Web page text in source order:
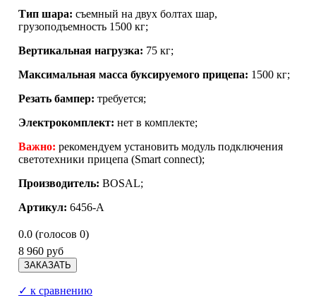
Тип шара: съемный на двух болтах шар,
грузоподъемность 1500 кг;
Вертикальная нагрузка: 75 кг;
Максимальная масса буксируемого прицепа: 1500 кг;
Резать бампер: требуется;
Электрокомплект: нет в комплекте;
Важно: рекомендуем установить модуль подключения
светотехники прицепа (Smart connect);
Производитель: BOSAL;
Артикул: 6456-A
0.0 (голосов 0)
8 960 руб
✓ к сравнению